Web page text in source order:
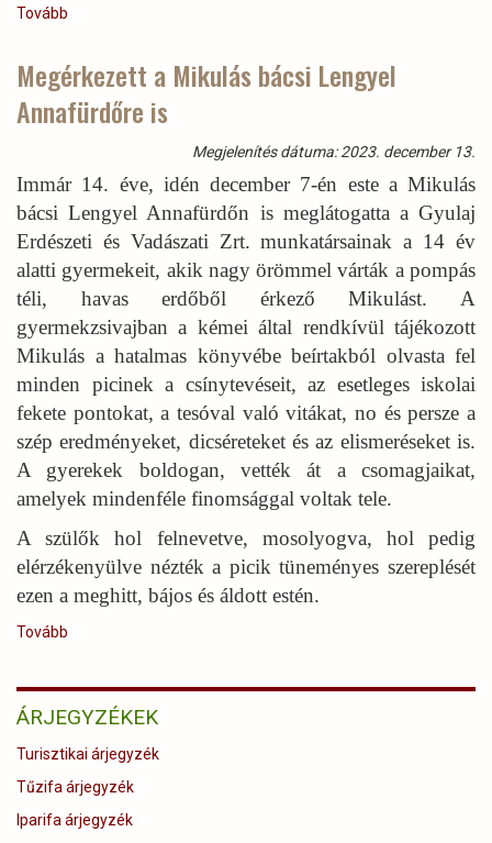
Tovább
és
boldog
Új
a
Gyulaj
Erdészeti
Vadászati
Zrt.!)
Megérkezett a Mikulás bácsi Lengyel
Annafürdőre is
Megjelenítés dátuma: 2023. december 13.
Immár 14. éve, idén december 7-én este a Mikulás
bácsi Lengyel Annafürdőn is meglátogatta a Gyulaj
Erdészeti és Vadászati Zrt. munkatársainak a 14 év
alatti gyermekeit, akik nagy örömmel várták a pompás
téli, havas erdőből érkező Mikulást. A
gyermekzsivajban a kémei által rendkívül tájékozott
Mikulás a hatalmas könyvébe beírtakból olvasta fel
minden picinek a csínytevéseit, az esetleges iskolai
fekete pontokat, a tesóval való vitákat, no és persze a
szép eredményeket, dicséreteket és az elismeréseket is.
A gyerekek boldogan, vették át a csomagjaikat,
amelyek mindenféle finomsággal voltak tele.
A szülők hol felnevetve, mosolyogva, hol pedig
elérzékenyülve nézték a picik tüneményes szereplését
ezen a meghitt, bájos és áldott estén.
Tovább
Lengyel
is)
ÁRJEGYZÉKEK
Turisztikai árjegyzék
Tűzifa árjegyzék
Iparifa árjegyzék